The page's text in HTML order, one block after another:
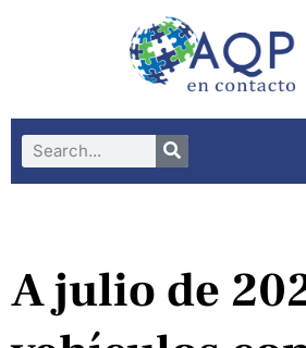
A julio de